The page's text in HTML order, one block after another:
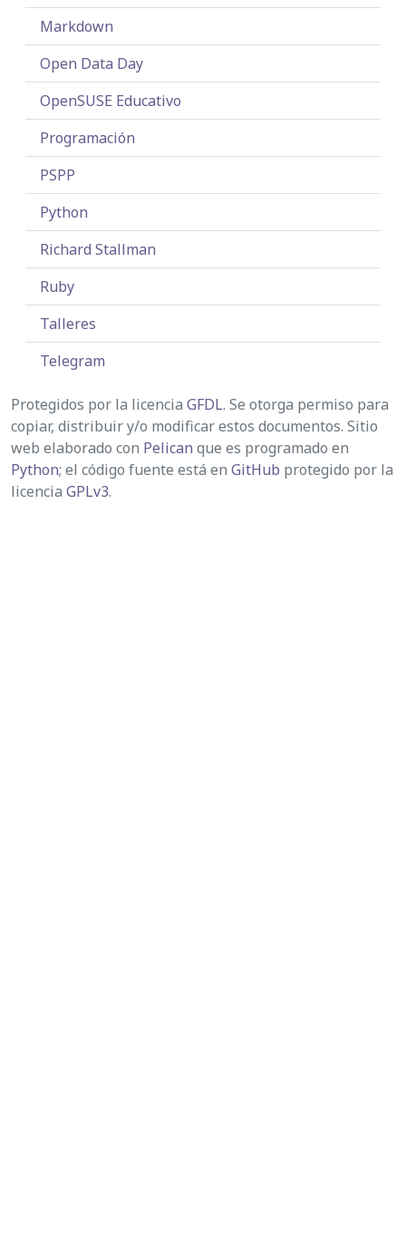
Markdown
Open Data Day
OpenSUSE Educativo
Programación
PSPP
Python
Richard Stallman
Ruby
Talleres
Telegram
Protegidos por la licencia GFDL. Se otorga permiso para
copiar, distribuir y/o modificar estos documentos. Sitio
web elaborado con Pelican que es programado en
Python; el código fuente está en GitHub protegido por la
licencia GPLv3.